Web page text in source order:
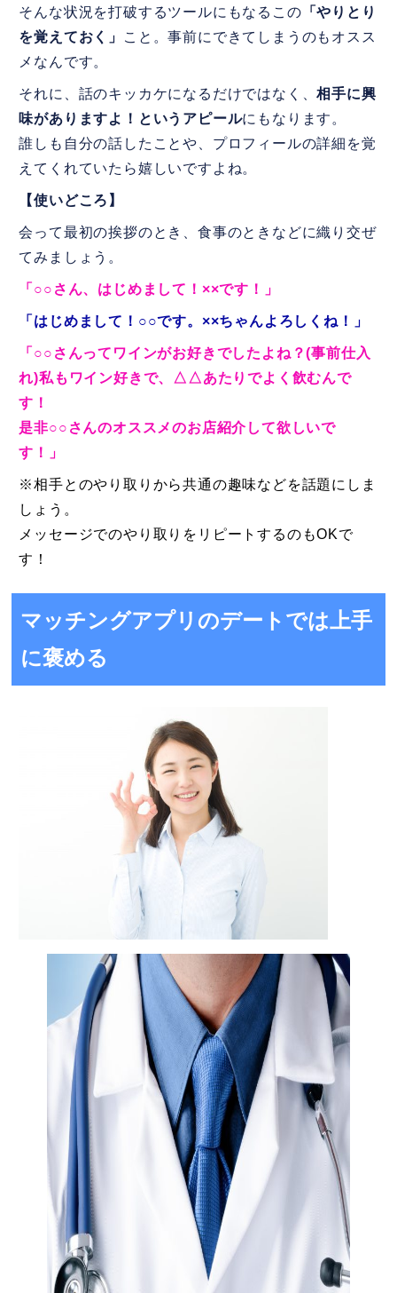
そんな状況を打破するツールにもなるこの 「やりとり
を覚えておく」
こと。事前にできてしまうのもオスス
メなんです。
それに、話のキッカケになるだけではなく、相手に興
味がありますよ！というアピールにもなります。
誰しも自分の話したことや、プロフィールの詳細を覚
えてくれていたら嬉しいですよね。
【使いどころ】
会って最初の挨拶のとき、食事のときなどに織り交ぜ
てみましょう。
「○○さん、はじめまして！××です！」
「はじめまして！○○です。××ちゃんよろしくね！」
「○○さんってワインがお好きでしたよね？(事前仕入
れ)私もワイン好きで、△△あたりでよく飲むんで
す！
是非○○さんのオススメのお店紹介して欲しいで
す！」
※相手とのやり取りから共通の趣味などを話題にしま
しょう。
メッセージでのやり取りをリピートするのもOKで
す！
マッチングアプリのデートでは上手
に褒める